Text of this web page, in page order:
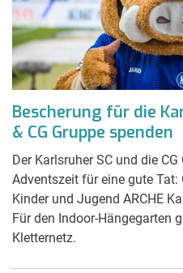
Bescherung für die
& CG Gruppe spenden
Der Karlsruher SC und die
Adventszeit für eine gute
Kinder und Jugend ARCHE
Für den Indoor-Hängegarten
Kletternetz.